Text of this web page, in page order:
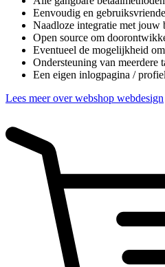
Eenvoudig en
Naadloze integratie met jouw
Open source om
Eventueel de mogelijkheid
Ondersteuning van meerdere
Een eigen inlogpagina /
Lees meer over webshop webdesign